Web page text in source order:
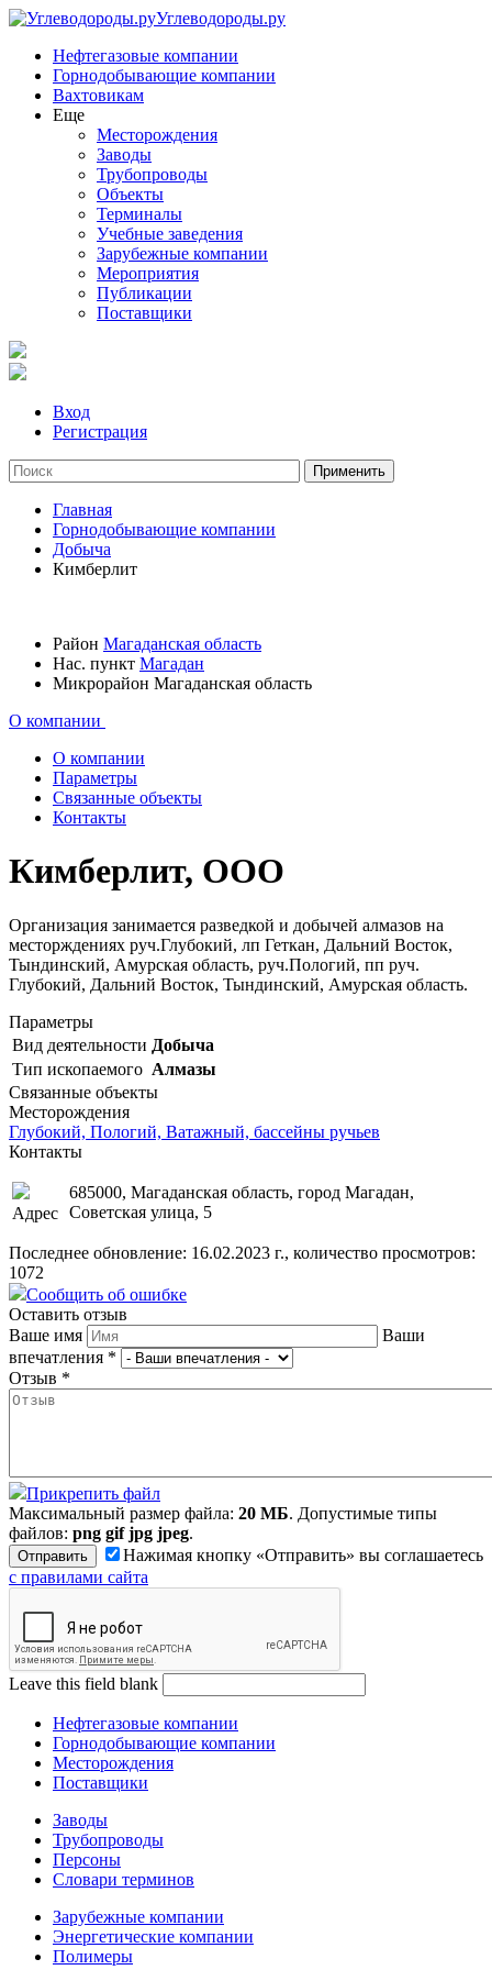
Углеводороды.ру
Нефтегазовые компании
Горнодобывающие компании
Вахтовикам
Еще
Месторождения
Заводы
Трубопроводы
Объекты
Терминалы
Учебные заведения
Зарубежные компании
Мероприятия
Публикации
Поставщики
Вход
Регистрация
Главная
Горнодобывающие компании
Добыча
Кимберлит
Район Магаданская область
Нас. пункт Магадан
Микрорайон Магаданская область
О компании
О компании
Параметры
Связанные объекты
Контакты
Кимберлит, ООО
Организация занимается разведкой и добычей алмазов на
месторждениях руч.Глубокий, лп Геткан, Дальний Восток,
Тындинский, Амурская область, руч.Пологий, пп руч.
Глубокий, Дальний Восток, Тындинский, Амурская область.
Параметры
Вид деятельности Добыча
Тип ископаемого Алмазы
Связанные объекты
Месторождения
Глубокий, Пологий, Ватажный, бассейны ручьев
Контакты
Адрес
685000, Магаданская область, город Магадан,
Советская улица, 5
Последнее обновление: 16.02.2023 г., количество просмотров:
1072
Сообщить об ошибке
Оставить отзыв
Ваше имя
Ваши
впечатления *
Отзыв *
Прикрепить файл
Максимальный размер файла: 20 МБ. Допустимые типы
файлов: png gif jpg jpeg.
Нажимая кнопку «Отправить» вы соглашаетесь
с правилами сайта
Leave this field blank
Нефтегазовые компании
Горнодобывающие компании
Месторождения
Поставщики
Заводы
Трубопроводы
Персоны
Словари терминов
Зарубежные компании
Энергетические компании
Полимеры